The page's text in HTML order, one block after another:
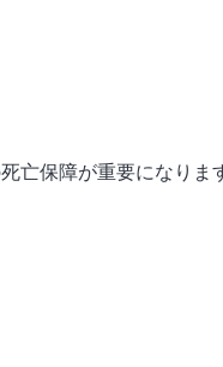
亡保障が重要になりま